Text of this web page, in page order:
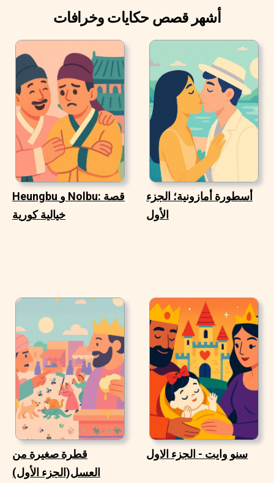
أشهر قصص حكايات وخرافات
Heungbu و Nolbu: قصة
خيالية كورية
أسطورة أمازونية؛ الجزء
الأول
قطرة صغيرة من
العسل(الجزء الأول)
سنو وايت - الجزء الاول